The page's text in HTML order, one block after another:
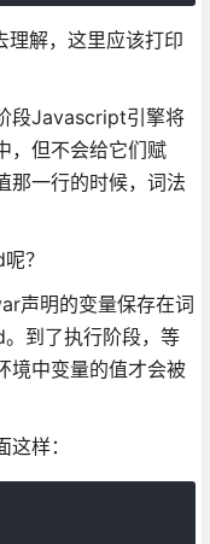
解，这里应该打印
段Javascript引擎将
，但不会给它们赋
那一行的时候，词法
？
声明的变量保存在词
到了执行阶段，等
境中变量的值才会被
样：